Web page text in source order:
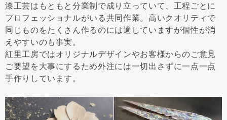
漆工芸はもともと分業制で成り立っていて、工程ごとに
プロフェッショナルがいる共同作業。高いクオリティで
同じものをたくさん作るのには適していますが個性が消
えやすいのも事実。
紅里工房ではオリジナルデザインやお客様からのご意見
ご要望を大事にするため外注には一切出さずに一点一点
手作りしています。